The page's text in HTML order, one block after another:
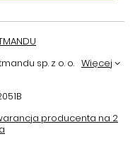
Katmandu
przestrzeni, które
To doskonały wybór dla
wybierając półkę, która
z uniwersalną bielą.
sp. z o. o. Więcej
producenta na 2